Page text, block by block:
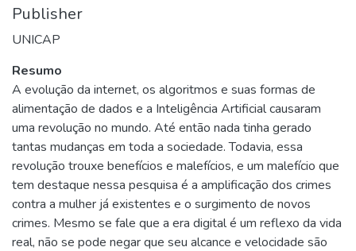
Publisher
UNICAP
Resumo
A evolução da internet, os algoritmos e suas formas de
alimentação de dados e a Inteligência Artificial causaram
uma revolução no mundo. Até então nada tinha gerado
tantas mudanças em toda a sociedade. Todavia, essa
revolução trouxe benefícios e malefícios, e um malefício que
tem destaque nessa pesquisa é a amplificação dos crimes
contra a mulher já existentes e o surgimento de novos
crimes. Mesmo se fale que a era digital é um reflexo da vida
real, não se pode negar que seu alcance e velocidade são